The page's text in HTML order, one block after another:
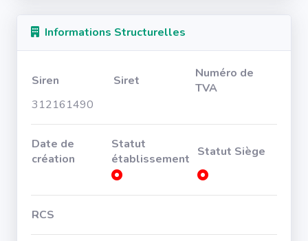
Informations Structurelles
Siren Siret
Numéro de
TVA
312161490
Date de
création
Statut
établissement Statut Siège
RCS